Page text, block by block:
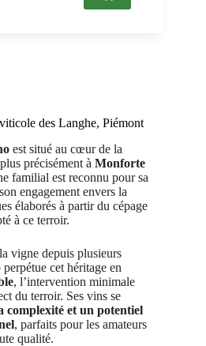
des Langhe, Piémont
est situé au cœur de la
précisément à Monforte
familial est reconnu pour sa
engagement envers la
élaborés à partir du cépage
à ce terroir.
vigne depuis plusieurs
cet héritage en
, l’intervention minimale
du terroir. Ses vins se
complexité et un potentiel
, parfaits pour les amateurs
qualité.